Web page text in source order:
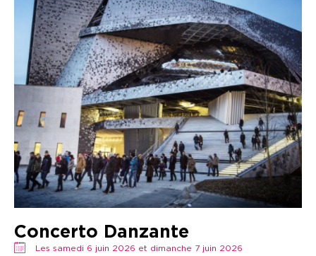
Concerto Danzante
Les samedi 6 juin 2026 et dimanche 7 juin 2026